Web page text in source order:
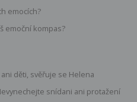
emocích?
emoční kompas?
děti, svěřuje se Helena
snídani ani protažení